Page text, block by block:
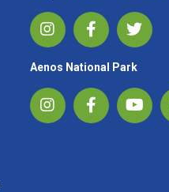
Aenos National Park